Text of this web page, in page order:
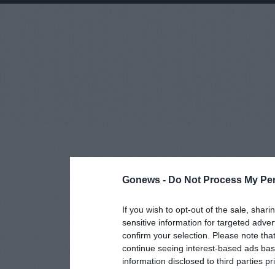
Gonews - Do Not Process My
If you wish to opt-out of the sale,
sensitive information for targeted
confirm your selection. Please note
continue seeing interest-based ads
information disclosed to third parties